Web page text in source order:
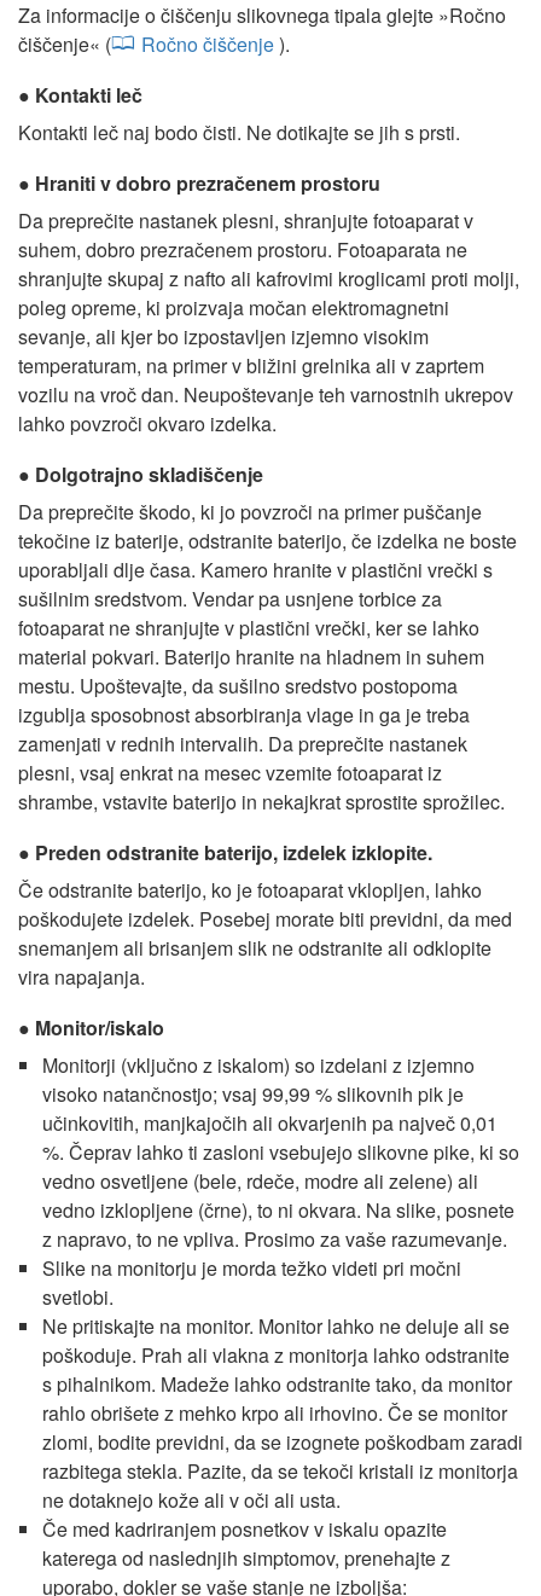
Za informacije o čiščenju slikovnega tipala glejte »Ročno
čiščenje« (
Ročno čiščenje).
Kontakti leč
Kontakti leč naj bodo čisti. Ne dotikajte se jih s prsti.
Hraniti v dobro prezračenem prostoru
Da preprečite nastanek plesni, shranjujte fotoaparat v
suhem, dobro prezračenem prostoru. Fotoaparata ne
shranjujte skupaj z nafto ali kafrovimi kroglicami proti molji,
poleg opreme, ki proizvaja močan elektromagnetni
sevanje, ali kjer bo izpostavljen izjemno visokim
temperaturam, na primer v bližini grelnika ali v zaprtem
vozilu na vroč dan. Neupoštevanje teh varnostnih ukrepov
lahko povzroči okvaro izdelka.
Dolgotrajno skladiščenje
Da preprečite škodo, ki jo povzroči na primer puščanje
tekočine iz baterije, odstranite baterijo, če izdelka ne boste
uporabljali dlje časa. Kamero hranite v plastični vrečki s
sušilnim sredstvom. Vendar pa usnjene torbice za
fotoaparat ne shranjujte v plastični vrečki, ker se lahko
material pokvari. Baterijo hranite na hladnem in suhem
mestu. Upoštevajte, da sušilno sredstvo postopoma
izgublja sposobnost absorbiranja vlage in ga je treba
zamenjati v rednih intervalih. Da preprečite nastanek
plesni, vsaj enkrat na mesec vzemite fotoaparat iz
shrambe, vstavite baterijo in nekajkrat sprostite sprožilec.
Preden odstranite baterijo, izdelek izklopite.
Če odstranite baterijo, ko je fotoaparat vklopljen, lahko
poškodujete izdelek. Posebej morate biti previdni, da med
snemanjem ali brisanjem slik ne odstranite ali odklopite
vira napajanja.
Monitor/iskalo
Monitorji (vključno z iskalom) so izdelani z izjemno
visoko natančnostjo; vsaj 99,99 % slikovnih pik je
učinkovitih, manjkajočih ali okvarjenih pa največ 0,01
%. Čeprav lahko ti zasloni vsebujejo slikovne pike, ki so
vedno osvetljene (bele, rdeče, modre ali zelene) ali
vedno izklopljene (črne), to ni okvara. Na slike, posnete
z napravo, to ne vpliva. Prosimo za vaše razumevanje.
Slike na monitorju je morda težko videti pri močni
svetlobi.
Ne pritiskajte na monitor. Monitor lahko ne deluje ali se
poškoduje. Prah ali vlakna z monitorja lahko odstranite
s pihalnikom. Madeže lahko odstranite tako, da monitor
rahlo obrišete z mehko krpo ali irhovino. Če se monitor
zlomi, bodite previdni, da se izognete poškodbam zaradi
razbitega stekla. Pazite, da se tekoči kristali iz monitorja
ne dotaknejo kože ali v oči ali usta.
Če med kadriranjem posnetkov v iskalu opazite
katerega od naslednjih simptomov, prenehajte z
uporabo, dokler se vaše stanje ne izboljša: